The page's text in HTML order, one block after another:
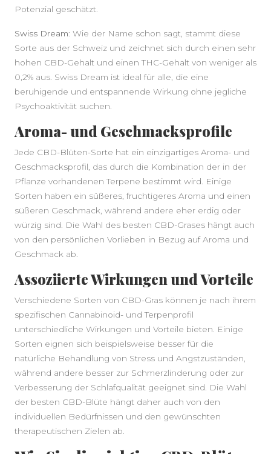
Potenzial geschätzt.
Swiss Dream: Wie der Name schon sagt, stammt diese
Sorte aus der Schweiz und zeichnet sich durch einen sehr
hohen CBD-Gehalt und einen THC-Gehalt von weniger als
0,2% aus. Swiss Dream ist ideal für alle, die eine
beruhigende und entspannende Wirkung ohne jegliche
Psychoaktivität suchen.
Aroma- und Geschmacksprofile
Jede CBD-Blüten-Sorte hat ein einzigartiges Aroma- und
Geschmacksprofil, das durch die Kombination der in der
Pflanze vorhandenen Terpene bestimmt wird. Einige
Sorten haben ein süßeres, fruchtigeres Aroma und einen
süßeren Geschmack, während andere eher erdig oder
würzig sind. Die Wahl des besten CBD-Grases hängt auch
von den persönlichen Vorlieben in Bezug auf Aroma und
Geschmack ab.
Assoziierte Wirkungen und Vorteile
Verschiedene Sorten von CBD-Gras können je nach ihrem
spezifischen Cannabinoid- und Terpenprofil
unterschiedliche Wirkungen und Vorteile bieten. Einige
Sorten eignen sich beispielsweise besser für die
natürliche Behandlung von Stress und Angstzuständen,
während andere besser zur Schmerzlinderung oder zur
Verbesserung der Schlafqualität geeignet sind. Die Wahl
der besten CBD-Blüte hängt daher auch von den
individuellen Bedürfnissen und den gewünschten
therapeutischen Zielen ab.